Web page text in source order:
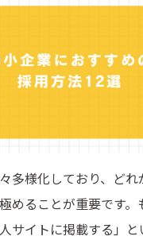
多様化しており、どれ
めることが重要です。
サイトに掲載する」